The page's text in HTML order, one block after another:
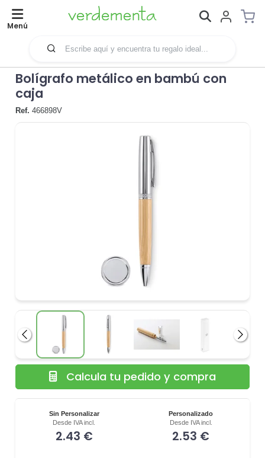
Menú
Bolígrafo metálico en bambú con
caja
Ref. 466898V
Anterior
Sin Personalizar
Desde IVA incl.
2.43 €
Personalizado
Desde IVA incl.
2.53 €
Calcula tu pedido y compra